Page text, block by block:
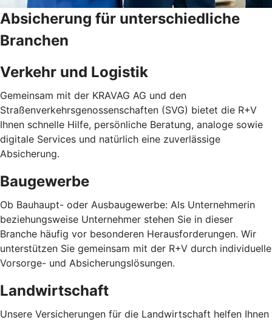
Absicherung für unterschiedliche
Branchen
Verkehr und Logistik
Gemeinsam mit der KRAVAG AG und den
Straßenverkehrsgenossenschaften (SVG) bietet die R+V
Ihnen schnelle Hilfe, persönliche Beratung, analoge sowie
digitale Services und natürlich eine zuverlässige
Absicherung.
Baugewerbe
Ob Bauhaupt- oder Ausbaugewerbe: Als Unternehmerin
beziehungsweise Unternehmer stehen Sie in dieser
Branche häufig vor besonderen Herausforderungen. Wir
unterstützen Sie gemeinsam mit der R+V durch individuelle
Vorsorge- und Absicherungslösungen.
Landwirtschaft
Unsere Versicherungen für die Landwirtschaft helfen Ihnen